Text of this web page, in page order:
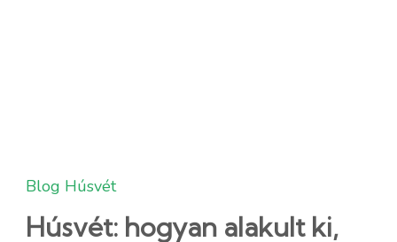
Blog Húsvét
Húsvét: hogyan alakult ki,